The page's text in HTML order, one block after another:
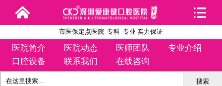
市医保定点医院 专科 专业 实力保证
医院简介 医院动态 医师团队
专业介绍
口腔设备
联系我们 在线咨询
搜索